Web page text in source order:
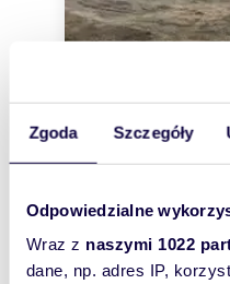
Zgoda Szczegóły
Odpowiedzialne
Wraz z naszymi 1022
dane, np. adres IP,